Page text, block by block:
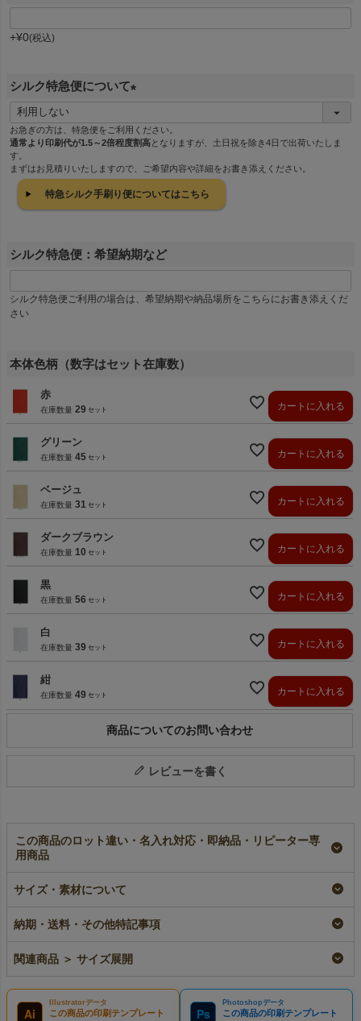
+¥0 税込
シルク特急便について
必
須
)
お急ぎの方は、特急便をご利用ください。
通常より印刷代が1.5～2倍程度割高となりますが、土日祝を除き4日で出荷いたしま
す。
まずはお見積りいたしますので、ご希望内容や詳細をお書き添えください。
特急シルク手刷り便についてはこちら
シルク特急便：希望納期など
シルク特急便ご利用の場合は、希望納期や納品場所をこちらにお書き添えくだ
さい
本体色柄（数字はセット在庫数）
赤
在庫数量 29 カートに入れる
グリーン
在庫数量 45 カートに入れる
ベージュ
在庫数量 31 カートに入れる
ダークブラウン
在庫数量 10 カートに入れる
黒
在庫数量 56 カートに入れる
白
在庫数量 39 カートに入れる
紺
在庫数量 49 カートに入れる
商品についてのお問い合わせ
レビューを書く
この商品のロット違い・名入れ対応・即納品・リピーター専
用商品
（S7）｜厚手｜不織
布ラッピング袋｜100
枚入（1000枚以上専
¥9,680税込
布ラッピング袋｜10枚
入
織布ラッピング袋｜50
枚入～
サイズ・素材について
納期・送料・その他特記事項
関連商品 ＞ サイズ展開
Ai
Illustratorデータ
この商品の印刷テンプレート
Ps
Photoshopデータ
この商品の印刷テンプレート